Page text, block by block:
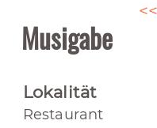
Musigabe
Lokalität
Restaurant